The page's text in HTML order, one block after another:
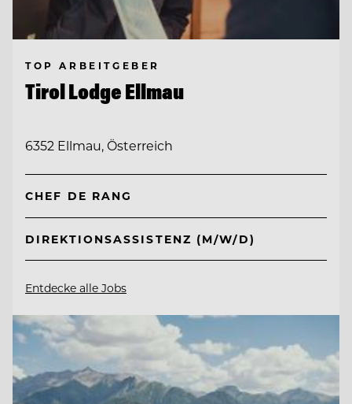
TOP ARBEITGEBER
Tirol Lodge Ellmau
6352 Ellmau, Österreich
CHEF DE RANG
DIREKTIONSASSISTENZ (M/W/D)
Entdecke alle Jobs